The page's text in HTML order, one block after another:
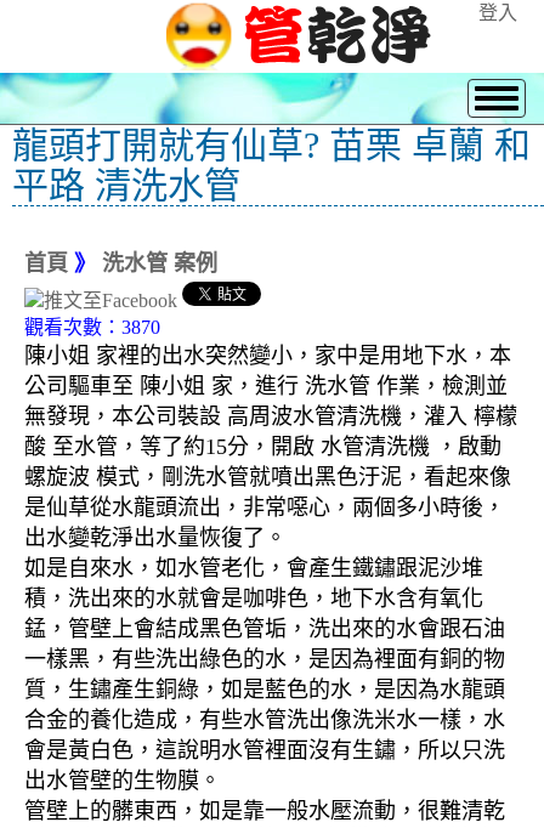
登入
龍頭打開就有仙草? 苗栗 卓蘭 和
平路 清洗水管
首頁 》 洗水管 案例
觀看次數：3870
陳小姐 家裡的出水突然變小，家中是用地下水，本
公司驅車至 陳小姐 家，進行 洗水管 作業，檢測並
無發現，本公司裝設 高周波水管清洗機，灌入 檸檬
酸 至水管，等了約15分，開啟 水管清洗機 ，啟動
螺旋波 模式，剛洗水管就噴出黑色汙泥，看起來像
是仙草從水龍頭流出，非常噁心，兩個多小時後，
出水變乾淨出水量恢復了。
如是自來水，如水管老化，會產生鐵鏽跟泥沙堆
積，洗出來的水就會是咖啡色，地下水含有氧化
錳，管壁上會結成黑色管垢，洗出來的水會跟石油
一樣黑，有些洗出綠色的水，是因為裡面有銅的物
質，生鏽產生銅綠，如是藍色的水，是因為水龍頭
合金的養化造成，有些水管洗出像洗米水一樣，水
會是黃白色，這說明水管裡面沒有生鏽，所以只洗
出水管壁的生物膜。
管壁上的髒東西，如是靠一般水壓流動，很難清乾